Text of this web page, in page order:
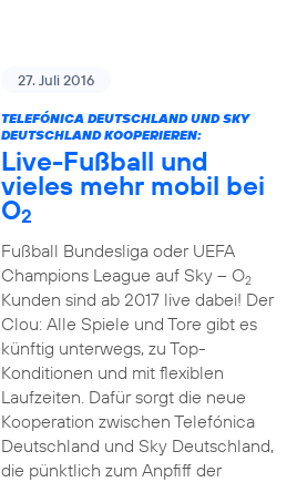
27. Juli 2016
TELEFÓNICA DEUTSCHLAND UND SKY
DEUTSCHLAND KOOPERIEREN:
Live-Fußball und
vieles mehr mobil bei
O2
Fußball Bundesliga oder UEFA
Champions League auf Sky – O2
Kunden sind ab 2017 live dabei! Der
Clou: Alle Spiele und Tore gibt es
künftig unterwegs, zu Top-
Konditionen und mit flexiblen
Laufzeiten. Dafür sorgt die neue
Kooperation zwischen Telefónica
Deutschland und Sky Deutschland,
die pünktlich zum Anpfiff der